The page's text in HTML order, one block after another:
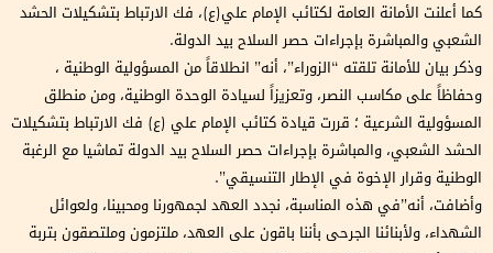
كما أعلنت الأمانة العامة لكتائب الإمام علي(ع)، فك الارتباط بتشكيلات الحشد
الشعبي والمباشرة بإجراءات حصر السلاح بيد الدولة.
وذكر بيان للأمانة تلقته “الزوراء”، أنه” انطلاقاً من المسؤولية الوطنية ،
وحفاظاً على مكاسب النصر، وتعزيزاً لسيادة الوحدة الوطنية، ومن منطلق
المسؤولية الشرعية ؛ قررت قيادة كتائب الإمام علي (ع) فك الارتباط بتشكيلات
الحشد الشعبي، والمباشرة بإجراءات حصر السلاح بيد الدولة تماشيا مع الرغبة
الوطنية وقرار الإخوة في الإطار التنسيقي”.
وأضافت، أنه”في هذه المناسبة، نجدد العهد لجمهورنا ومحبينا، ولعوائل
الشهداء، ولأبنائنا الجرحى بأننا باقون على العهد، ملتزمون وملتصقون بتربة